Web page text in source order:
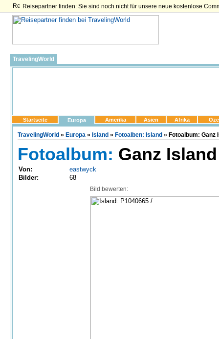
Reisepartner finden: Sie sind noch nicht für unsere neue kostenlose
TravelingWorld
Startseite Europa Amerika Asien Afrika
TravelingWorld » Europa » Island » Fotoalben: Island » Fotoalbum: Ganz
Fotoalbum: Ganz
Von:
eastwyck
Bilder:
68
Bild bewerten: